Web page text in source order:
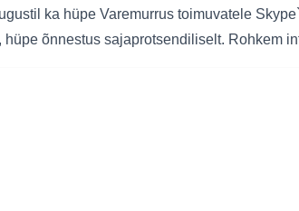
ka hüpe Varemurrus toimuvatele
õnnestus sajaprotsendiliselt. Rohkem